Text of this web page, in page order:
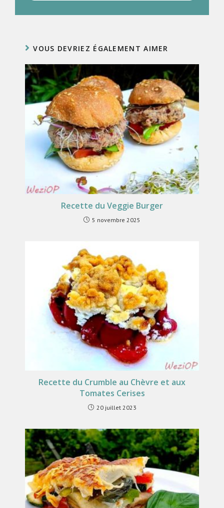
VOUS DEVRIEZ ÉGALEMENT AIMER
Recette du Veggie Burger
5 novembre 2025
Recette du Crumble au Chèvre et aux
Tomates Cerises
20 juillet 2023